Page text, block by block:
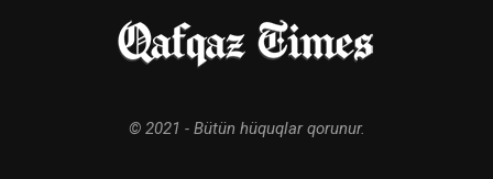
© 2021 - Bütün hüquqlar qorunur.